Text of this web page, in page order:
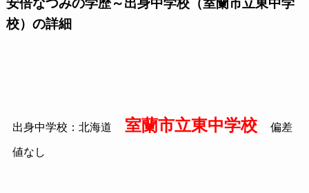
安倍なつみの学歴～出身中学校（室蘭市立東中学
校）の詳細
出身中学校：北海道 室蘭市立東中学校 偏差
値なし